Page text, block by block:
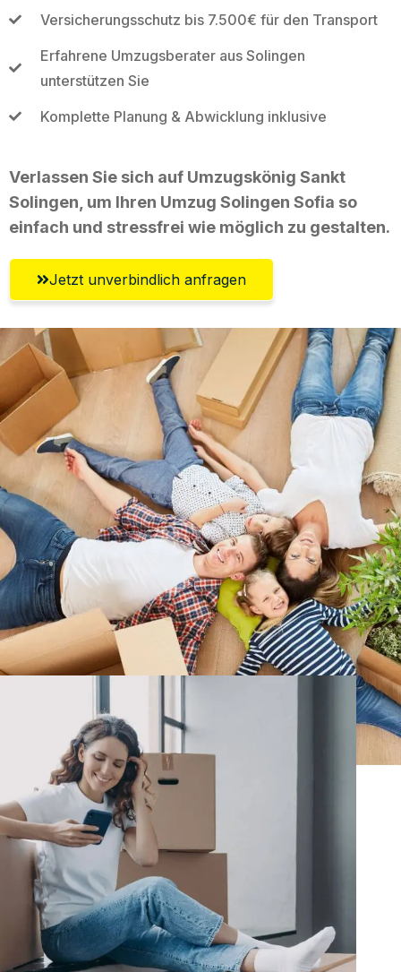
Versicherungsschutz bis 7.500€ für den Transport
Erfahrene Umzugsberater aus Solingen
unterstützen Sie
Komplette Planung & Abwicklung inklusive
Verlassen Sie sich auf Umzugskönig Sankt
Solingen, um Ihren Umzug Solingen Sofia so
einfach und stressfrei wie möglich zu gestalten.
Jetzt unverbindlich anfragen